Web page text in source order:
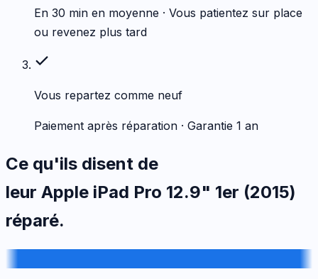
En 30 min en moyenne · Vous patientez sur place
ou revenez plus tard
Vous repartez comme neuf
Paiement après réparation · Garantie 1 an
Ce qu'ils disent de
leur Apple iPad Pro 12.9" 1er (2015)
réparé.